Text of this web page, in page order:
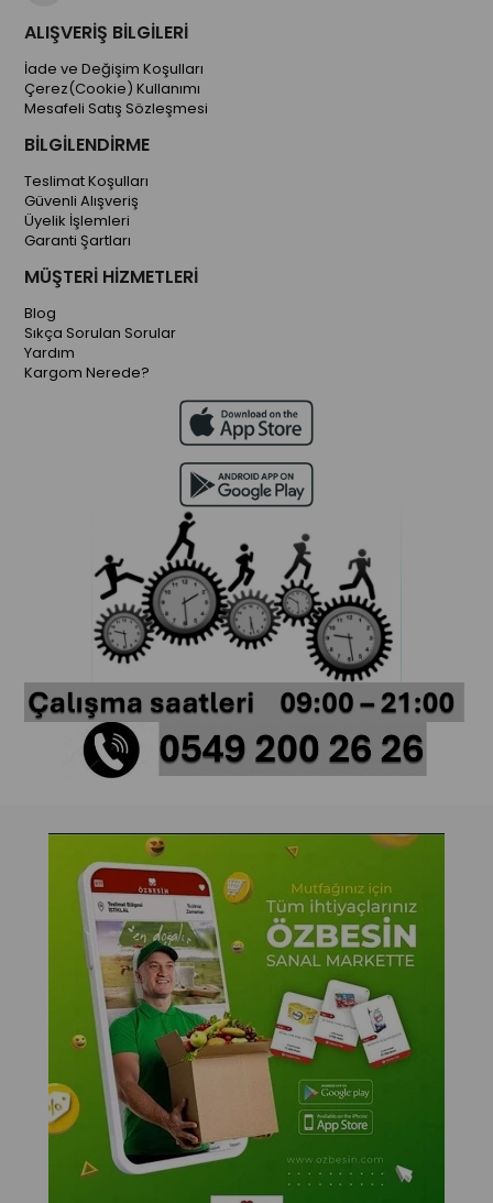
ALIŞVERİŞ BİLGİLERİ
İade ve Değişim Koşulları
Çerez(Cookie) Kullanımı
Mesafeli Satış Sözleşmesi
BİLGİLENDİRME
Teslimat Koşulları
Güvenli Alışveriş
Üyelik İşlemleri
Garanti Şartları
MÜŞTERİ HİZMETLERİ
Blog
Sıkça Sorulan Sorular
Yardım
Kargom Nerede?